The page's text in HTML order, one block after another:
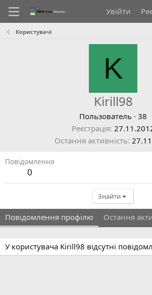
Увійти
Користувачі
K
Kirill98
Пользователь · 38
Реєстрація
Остання активність
Повідомлення
0
Знайти
Повідомлення профілю Остання
У користувача Kirill98 відсутні